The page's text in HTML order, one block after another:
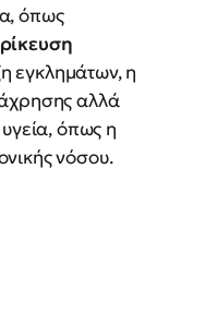
όπως
εγκλημάτων, η
αλλά
όπως η
νόσου.